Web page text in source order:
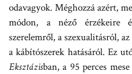
odavagyok. Méghozzá azért,
módon, a néző érzékeire
szerelemről, a szexualitásról,
a kábítószerek hatásáról. Ez
Eksztázisban, a 95 perces